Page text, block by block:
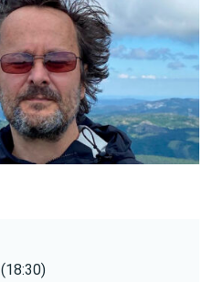
(18:30)